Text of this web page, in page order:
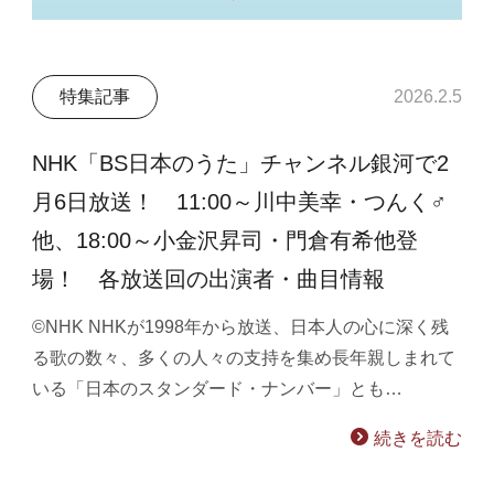
特集記事 2026.2.5
NHK「BS日本のうた」チャンネル銀河で2
月6日放送！ 11:00～川中美幸・つんく♂
他、18:00～小金沢昇司・門倉有希他登
場！ 各放送回の出演者・曲目情報
©NHK NHKが1998年から放送、日本人の心に深く残
る歌の数々、多くの人々の支持を集め長年親しまれて
いる「日本のスタンダード・ナンバー」とも…
続きを読む